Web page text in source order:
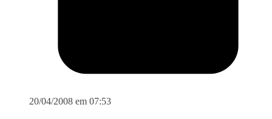
20/04/2008 em 07:53